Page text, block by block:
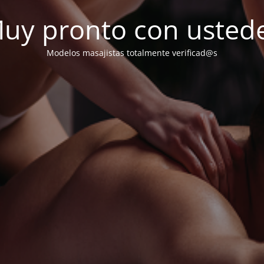
pronto con
Modelos masajistas totalmente verificad@s